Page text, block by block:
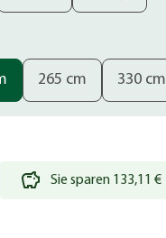
265 cm 330 cm
Sie sparen 133,11 €